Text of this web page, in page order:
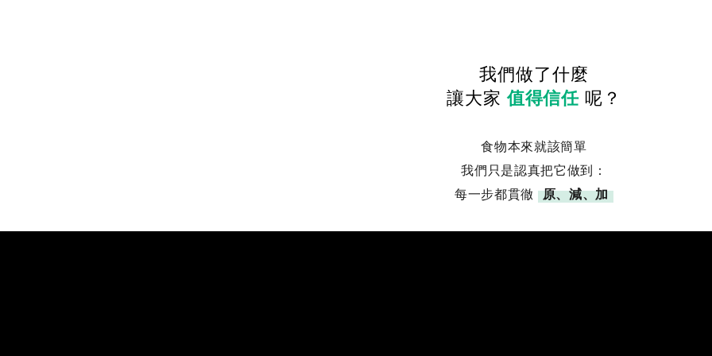
我們做了什麼
讓大家值得信任 呢？
食物本來就該簡單
我們只是認真把它做到：
每一步都貫徹 原、減、加